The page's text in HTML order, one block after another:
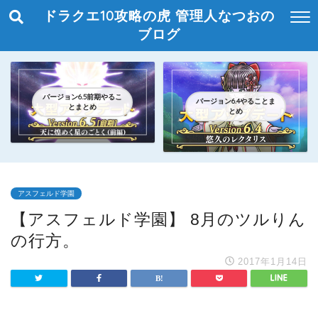
ドラクエ10攻略の虎 管理人なつおの
ブログ
バージョン6.5前期やるこ
とまとめ
バージョン6.4やることま
とめ
アスフェルド学園
【アスフェルド学園】 8月のツルりん
の行方。
2017年1月14日